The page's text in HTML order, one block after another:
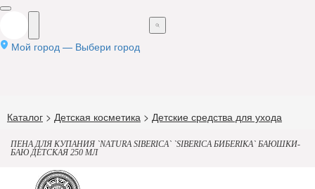
Мой город — Выбери город
Каталог > Детская косметика > Детские средства для ухода
ПЕНА ДЛЯ КУПАНИЯ `NATURA SIBERICA` `SIBERICA БИБЕRIKA` БАЮШКИ-
БАЮ ДЕТСКАЯ 250 МЛ